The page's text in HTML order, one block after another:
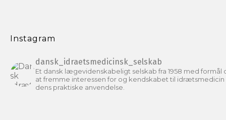
Instagram
dansk_idraetsmedicinsk_selskab
Et dansk lægevidenskabeligt selskab fra 1958 med formål
at fremme interessen for og kendskabet til idrætsmedicin
dens praktiske anvendelse.